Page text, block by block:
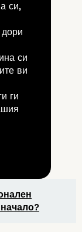
си,
си
ви
ги